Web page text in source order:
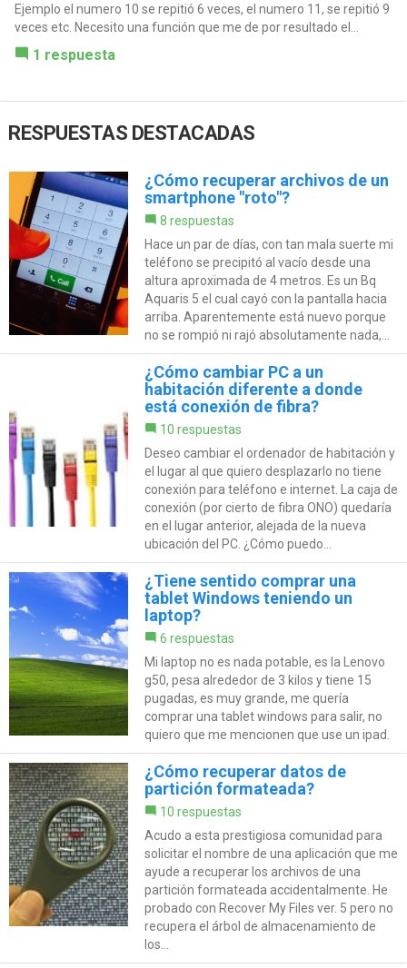
Ejemplo el numero 10 se repitió 6 veces, el numero 11, se repitió 9
veces etc. Necesito una función que me de por resultado el...
1 respuesta
RESPUESTAS DESTACADAS
¿Cómo recuperar archivos de un
smartphone "roto"?
8 respuestas
Hace un par de días, con tan mala suerte mi
teléfono se precipitó al vacío desde una
altura aproximada de 4 metros. Es un Bq
Aquaris 5 el cual cayó con la pantalla hacia
arriba. Aparentemente está nuevo porque
no se rompió ni rajó absolutamente nada,...
¿Cómo cambiar PC a un
habitación diferente a donde
está conexión de fibra?
10 respuestas
Deseo cambiar el ordenador de habitación y
el lugar al que quiero desplazarlo no tiene
conexión para teléfono e internet. La caja de
conexión (por cierto de fibra ONO) quedaría
en el lugar anterior, alejada de la nueva
ubicación del PC. ¿Cómo puedo...
¿Tiene sentido comprar una
tablet Windows teniendo un
laptop?
6 respuestas
Mi laptop no es nada potable, es la Lenovo
g50, pesa alrededor de 3 kilos y tiene 15
pugadas, es muy grande, me quería
comprar una tablet windows para salir, no
quiero que me mencionen que use un ipad.
¿Cómo recuperar datos de
partición formateada?
10 respuestas
Acudo a esta prestigiosa comunidad para
solicitar el nombre de una aplicación que me
ayude a recuperar los archivos de una
partición formateada accidentalmente. He
probado con Recover My Files ver. 5 pero no
recupera el árbol de almacenamiento de
los...